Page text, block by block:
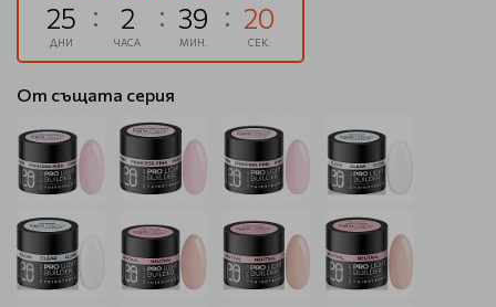
25
ДНИ
2
ЧАСА
39
МИН.
20
СЕК.
От същата серия